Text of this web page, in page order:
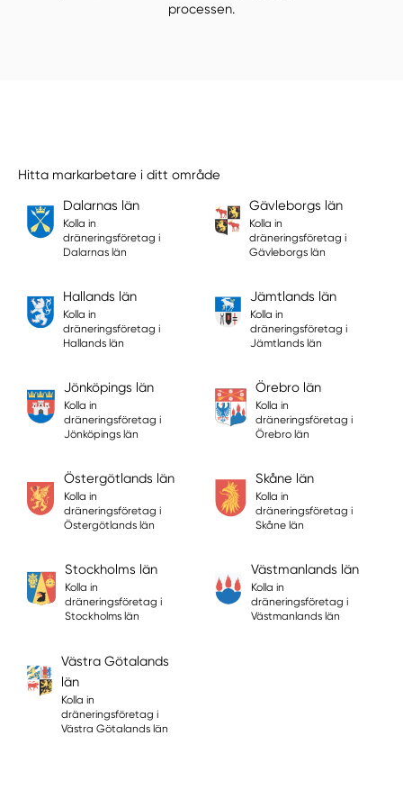
processen.
Hitta markarbetare i ditt område
Dalarnas län
Kolla in
dräneringsföretag i
Dalarnas län
Gävleborgs län
Kolla in
dräneringsföretag i
Gävleborgs län
Hallands län
Kolla in
dräneringsföretag i
Hallands län
Jämtlands län
Kolla in
dräneringsföretag i
Jämtlands län
Jönköpings län
Kolla in
dräneringsföretag i
Jönköpings län
Örebro län
Kolla in
dräneringsföretag i
Örebro län
Östergötlands län
Kolla in
dräneringsföretag i
Östergötlands län
Skåne län
Kolla in
dräneringsföretag i
Skåne län
Stockholms län
Kolla in
dräneringsföretag i
Stockholms län
Västmanlands län
Kolla in
dräneringsföretag i
Västmanlands län
Västra Götalands
län
Kolla in
dräneringsföretag i
Västra Götalands län